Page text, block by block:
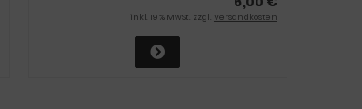
inkl. 19 % MwSt. zzgl. Versandkosten